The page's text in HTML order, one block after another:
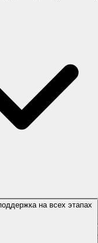
доступен
несколько минут. Вы
чтобы он
на всех этапах